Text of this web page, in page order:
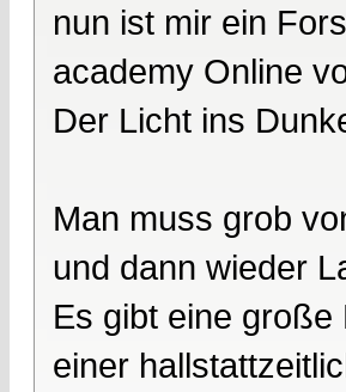
nun ist mir ein
academy Online
Der Licht ins
Man muss grob
und dann wieder
Es gibt eine
einer